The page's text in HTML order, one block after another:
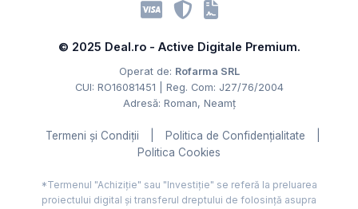
© 2025 Deal.ro - Active Digitale Premium.
Operat de: Rofarma SRL
CUI: RO16081451 | Reg. Com: J27/76/2004
Adresă: Roman, Neamț
Termeni și Condiții Politica de Confidențialitate
Politica Cookies
*Termenul "Achiziție" sau "Investiție" se referă la preluarea
proiectului digital și transferul dreptului de folosință asupra